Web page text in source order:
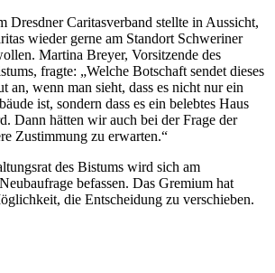
Dresdner Caritasverband stellte in Aussicht,
wieder gerne am Standort Schweriner
Martina Breyer, Vorsitzende des
fragte: „Welche Botschaft sendet dieses
an, wenn man sieht, dass es nicht nur ein
ist, sondern dass es ein belebtes Haus
Dann hätten wir auch bei der Frage der
Zustimmung zu erwarten.“
des Bistums wird sich am
befassen. Das Gremium hat
die Entscheidung zu verschieben.